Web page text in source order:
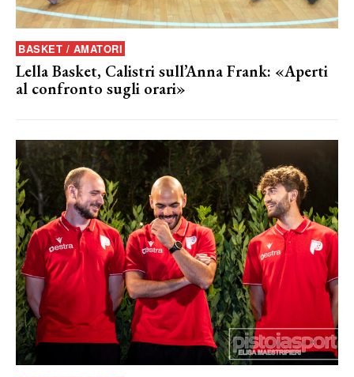
BASKET / AMATORI
Lella Basket, Calistri sull’Anna Frank: «Aperti
al confronto sugli orari»